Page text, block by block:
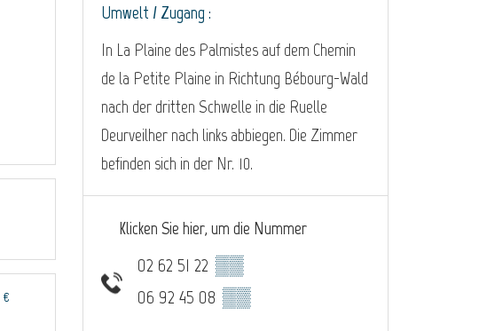
€
Umwelt / Zugang :
In La Plaine des Palmistes auf dem Chemin
de la Petite Plaine in Richtung Bébourg-Wald
nach der dritten Schwelle in die Ruelle
Deurveilher nach links abbiegen. Die Zimmer
befinden sich in der Nr. 10.
Klicken Sie hier, um die Nummer
02 62 51 22 ▒▒
06 92 45 08 ▒▒